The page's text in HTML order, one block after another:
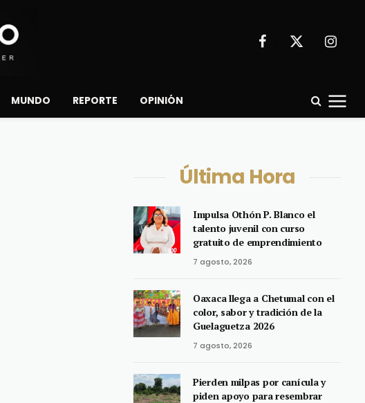
Facebook
X
MUNDO REPORTE OPINIÓN
Última Hora
Impulsa Othón P. Blanco el
talento juvenil con curso
gratuito de emprendimiento
7 agosto, 2026
Oaxaca llega a Chetumal con el
color, sabor y tradición de la
Guelaguetza 2026
7 agosto, 2026
Pierden milpas por canícula y
piden apoyo para resembrar